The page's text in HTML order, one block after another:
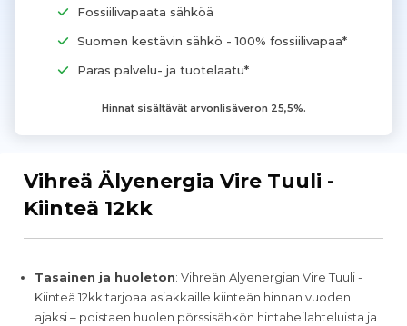
Fossiilivapaata sähköä
Suomen kestävin sähkö - 100% fossiilivapaa*
Paras palvelu- ja tuotelaatu*
Hinnat sisältävät arvonlisäveron 25,5%.
Vihreä Älyenergia Vire Tuuli -
Kiinteä 12kk
Tasainen ja huoleton: Vihreän Älyenergian Vire Tuuli -
Kiinteä 12kk tarjoaa asiakkaille kiinteän hinnan vuoden
ajaksi – poistaen huolen pörssisähkön hintaheilahteluista ja